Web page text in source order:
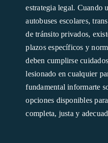
estrategia legal. Cuando
autobuses escolares,
de tránsito privados,
plazos específicos y
deben cumplirse
lesionado en cualquier
fundamental informarte
opciones disponibles
completa, justa y